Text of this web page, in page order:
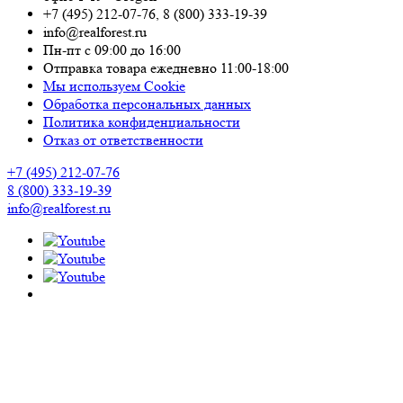
+7 (495) 212-07-76, 8 (800) 333-19-39
info@realforest.ru
Пн-пт с 09:00 до 16:00
Отправка товара ежедневно 11:00-18:00
Мы используем Cookie
Обработка персональных данных
Политика конфиденциальности
Отказ от ответственности
+7 (495) 212-07-76
8 (800) 333-19-39
info@realforest.ru